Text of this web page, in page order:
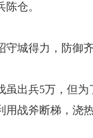
仓。
守城得力，防御齐
虽出兵5万，但
用战斧断梯，浇